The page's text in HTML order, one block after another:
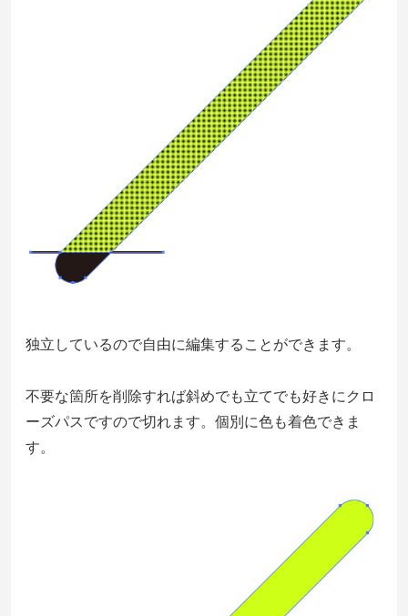
独立しているので自由に編集することができます。
不要な箇所を削除すれば斜めでも立てでも好きにクロ
ーズパスですので切れます。個別に色も着色できま
す。